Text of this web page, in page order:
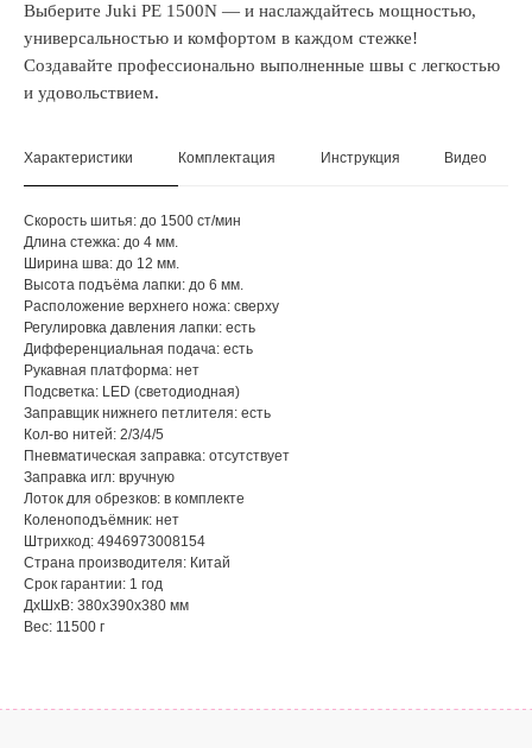
Выберите Juki PE 1500N — и наслаждайтесь мощностью,
универсальностью и комфортом в каждом стежке!
Создавайте профессионально выполненные швы с легкостью
и удовольствием.
Характеристики Комплектация Инструкция Видео
Скорость шитья: до 1500 ст/мин
Длина стежка: до 4 мм.
Ширина шва: до 12 мм.
Высота подъёма лапки: до 6 мм.
Расположение верхнего ножа: сверху
Регулировка давления лапки: есть
Дифференциальная подача: есть
Рукавная платформа: нет
Подсветка: LED (светодиодная)
Заправщик нижнего петлителя: есть
Кол-во нитей: 2/3/4/5
Пневматическая заправка: отсутствует
Заправка игл: вручную
Лоток для обрезков: в комплекте
Коленоподъёмник: нет
Штрихкод: 4946973008154
Страна производителя: Китай
Срок гарантии: 1 год
ДxШxВ: 380x390x380 мм
Вес: 11500 г